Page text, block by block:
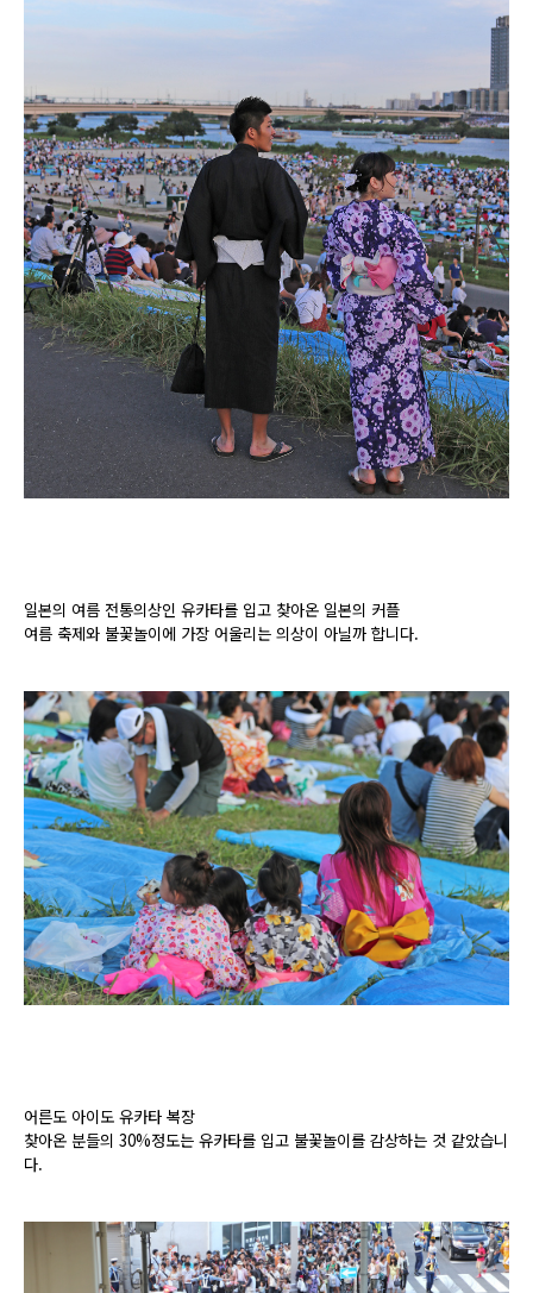
일본의 여름 전통의상인 유카타를 입고 찾아온 일본의 커플
여름 축제와 불꽃놀이에 가장 어울리는 의상이 아닐까 합니다.
어른도 아이도 유카타 복장
찾아온 분들의 30%정도는 유카타를 입고 불꽃놀이를 감상하는 것 같았습니
다.